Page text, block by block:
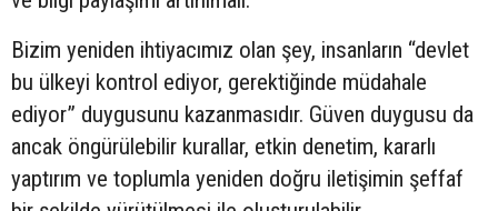
Bizim yeniden ihtiyacımız olan şey, insanların “devlet
bu ülkeyi kontrol ediyor, gerektiğinde müdahale
ediyor” duygusunu kazanmasıdır. Güven duygusu da
ancak öngürülebilir kurallar, etkin denetim, kararlı
yaptırım ve toplumla yeniden doğru iletişimin şeffaf